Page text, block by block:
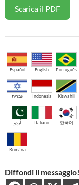
Scarica il PDF
Español English Português
עברית Indonesia Kiswahili
اُردو Italiano 한국어
Română
Diffondi il messaggio!